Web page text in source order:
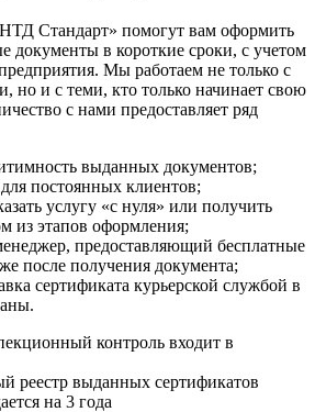
Стандарт» помогут вам оформить
документы в короткие сроки, с учетом
Мы работаем не только с
но и с теми, кто только начинает свою
с нами предоставляет ряд
выданных документов;
постоянных клиентов;
услугу «с нуля» или получить
из этапов оформления;
предоставляющий бесплатные
после получения документа;
сертификата курьерской службой в
контроль входит в
реестр выданных сертификатов
на 3 года